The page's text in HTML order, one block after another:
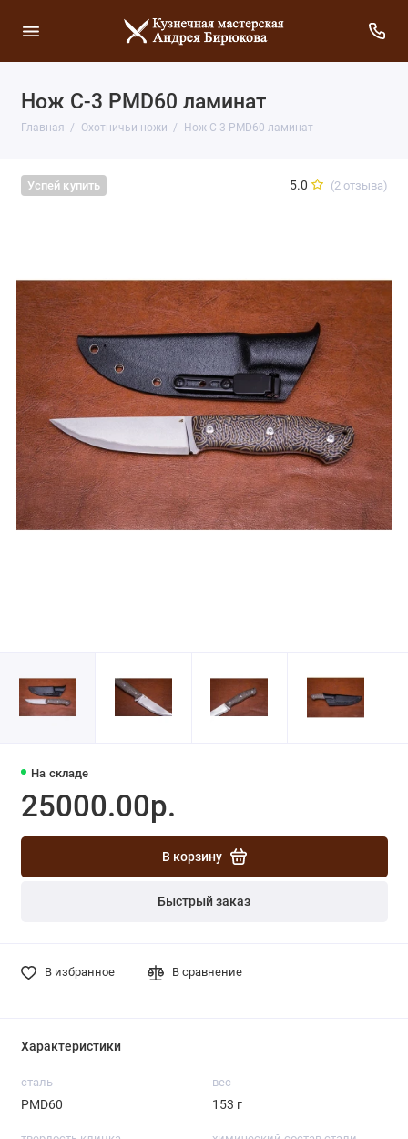
Нож C-3 PMD60 ламинат
Главная Охотничьи ножи Нож C-3 PMD60 ламинат
Успей купить 5.0 (2 отзыва)
На складе
25000.00р.
В корзину
Быстрый заказ
В избранное В сравнение
Характеристики
сталь
PMD60
вес
153 г